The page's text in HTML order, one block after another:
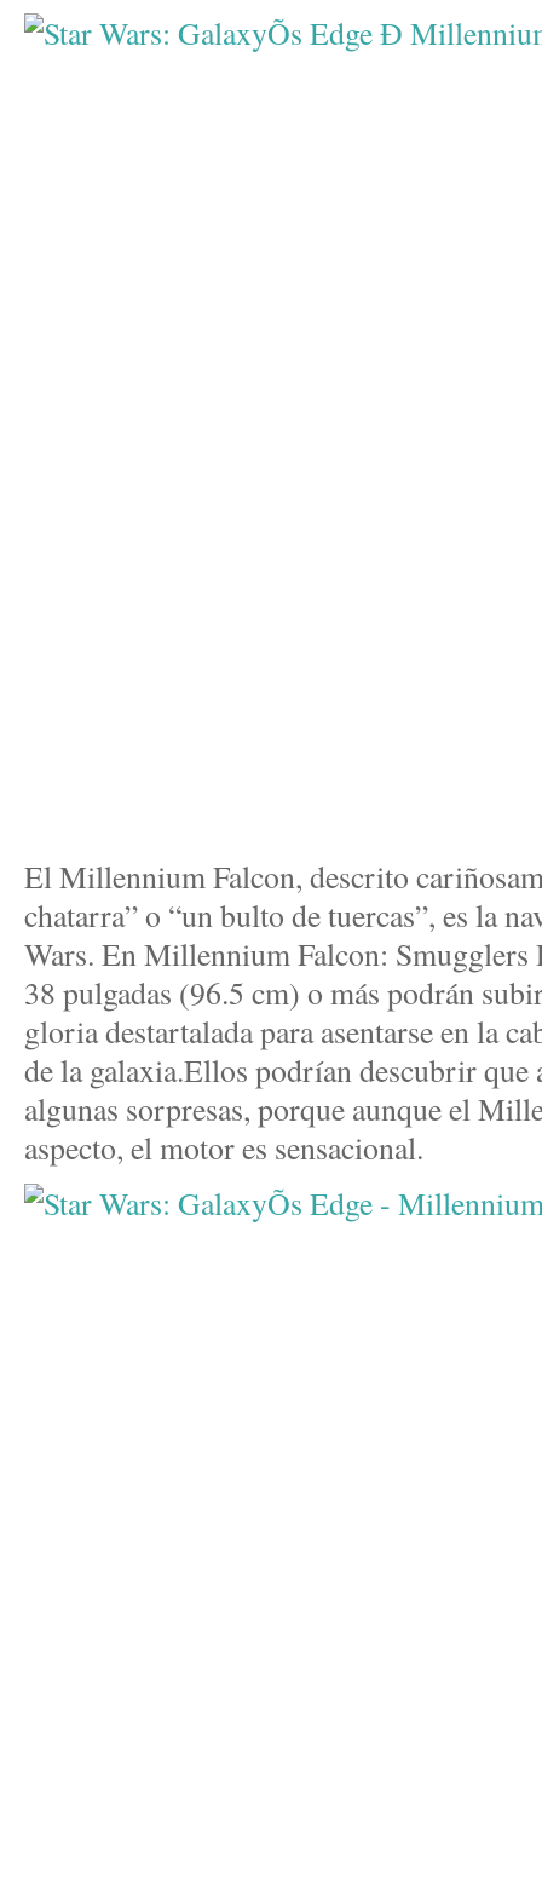
El Millennium Falcon, descrito
chatarra” o “un bulto de tuercas”, es la
Wars. En Millennium Falcon: Smugglers
38 pulgadas (96.5 cm) o más podrán
gloria destartalada para asentarse en la
de la galaxia.Ellos podrían descubrir que
algunas sorpresas, porque aunque el
aspecto, el motor es sensacional.